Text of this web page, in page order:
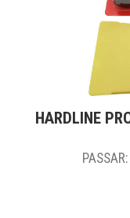
HARDLINE
PASSAR: